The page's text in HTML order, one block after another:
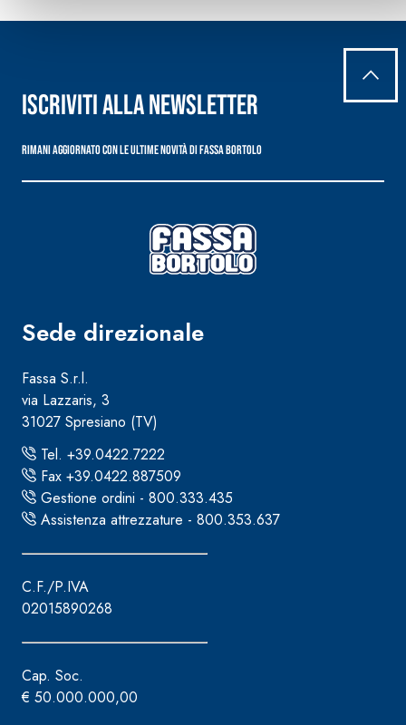
Iscriviti alla newsletter
Rimani aggiornato con le ultime novità di Fassa Bortolo
Sede direzionale
Fassa S.r.l.
via Lazzaris, 3
31027 Spresiano (TV)
Tel. +39.0422.7222
Fax +39.0422.887509
Gestione ordini - 800.333.435
Assistenza attrezzature - 800.353.637
C.F./P.IVA
02015890268
Cap. Soc.
€ 50.000.000,00